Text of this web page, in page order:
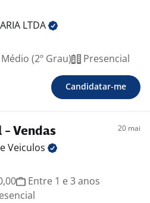
LTDA
(2º Grau) Presencial
Candidatar-me
- Vendas 20 mai
Veiculos
Entre 1 e 3 anos